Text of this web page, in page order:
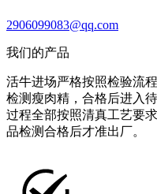
2906099083@qq.com
我们的产品
活牛进场严格按照检验流
检测瘦肉精，合格后进入
过程全部按照清真工艺要
品检测合格后才准出厂。